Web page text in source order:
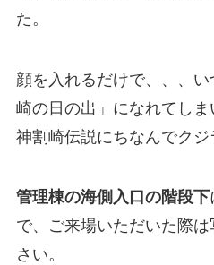
た。
顔を入れるだけで、、、
崎の日の出」になれてしま
神割崎伝説にちなんでクジ
管理棟の海側入口の階段下
で、ご来場いただいた際
さい。